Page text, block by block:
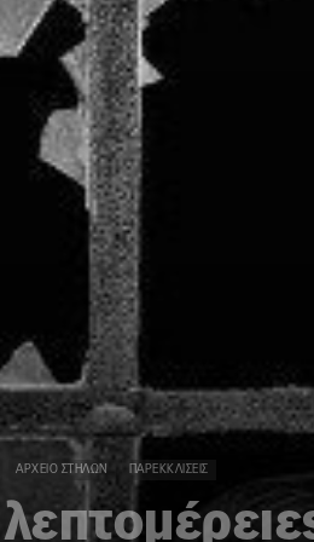
ΑΡΧΕΊΟ ΣΤΗΛΏΝ ΠΑΡΕΚΚΛΊΣΕΙΣ